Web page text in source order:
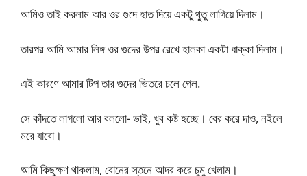
আমিও তাই করলাম আর ওর গুদে হাত দিয়ে একটু থুতু লাগিয়ে দিলাম।
তারপর আমি আমার লিঙ্গ ওর গুদের উপর রেখে হালকা একটা ধাক্কা দিলাম।
এই কারণে আমার টিপ তার গুদের ভিতরে চলে গেল.
সে কাঁদতে লাগলো আর বললো- ভাই, খুব কষ্ট হচ্ছে। বের করে দাও, নইলে
মরে যাবো।
আমি কিছুক্ষণ থাকলাম, বোনের স্তনে আদর করে চুমু খেলাম।